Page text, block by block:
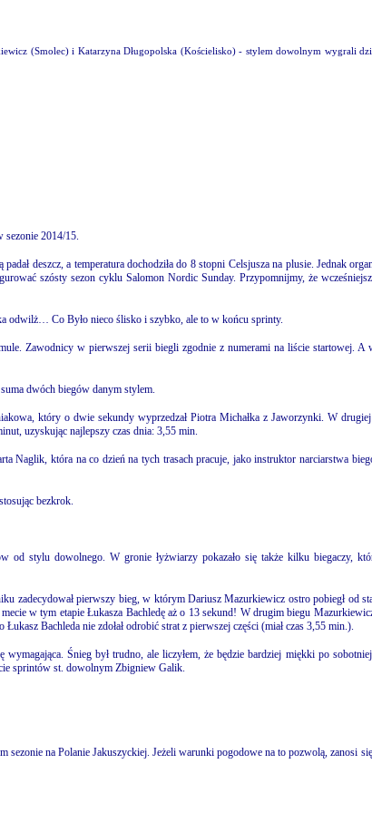
(Smolec) i Katarzyna Długopolska (Kościelisko) - stylem dowolnym wygrali
sezonie 2014/15.
deszcz, a temperatura dochodziła do 8 stopni Celsjusza na plusie. Jednak
szósty sezon cyklu Salomon Nordic Sunday. Przypomnijmy, że
odwilż… Co Było nieco ślisko i szybko, ale to w końcu sprinty.
Zawodnicy w pierwszej serii biegli zgodnie z numerami na liście startowej.
dwóch biegów danym stylem.
który o dwie sekundy wyprzedzał Piotra Michałka z Jaworzynki. W
uzyskując najlepszy czas dnia: 3,55 min.
Naglik, która na co dzień na tych trasach pracuje, jako instruktor narciarstwa
bezkrok.
od stylu dowolnego. W gronie łyżwiarzy pokazało się także kilku biegaczy,
zadecydował pierwszy bieg, w którym Dariusz Mazurkiewicz ostro pobiegł od
w tym etapie Łukasza Bachledę aż o 13 sekund! W drugim biegu
Łukasz Bachleda nie zdołał odrobić strat z pierwszej części (miał czas 3,55 min.).
wymagająca. Śnieg był trudno, ale liczyłem, że będzie bardziej miękki po
sprintów st. dowolnym Zbigniew Galik.
na Polanie Jakuszyckiej. Jeżeli warunki pogodowe na to pozwolą, zanosi